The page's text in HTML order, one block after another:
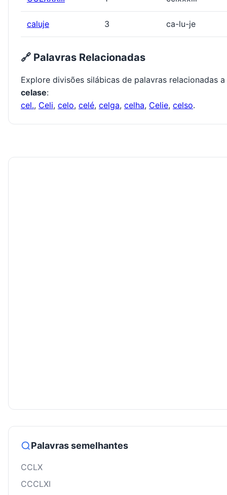
caluje 3 ca-lu-je
🔗 Palavras Relacionadas
Explore divisões silábicas de palavras relacionadas a
celase:
cel., Celi, celo, celé, celga, celha, Celie, celso.
Palavras semelhantes
CCLX
CCCLXI